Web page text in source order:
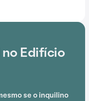
Veneza, que
podem
criando um
no Edifício
se o inquilino